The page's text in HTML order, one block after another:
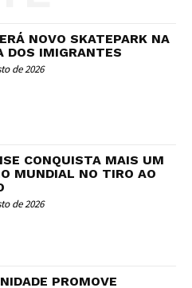
NOVO SKATEPARK NA
DOS IMIGRANTES
de 2026
CONQUISTA MAIS UM
MUNDIAL NO TIRO AO
de 2026
PROMOVE